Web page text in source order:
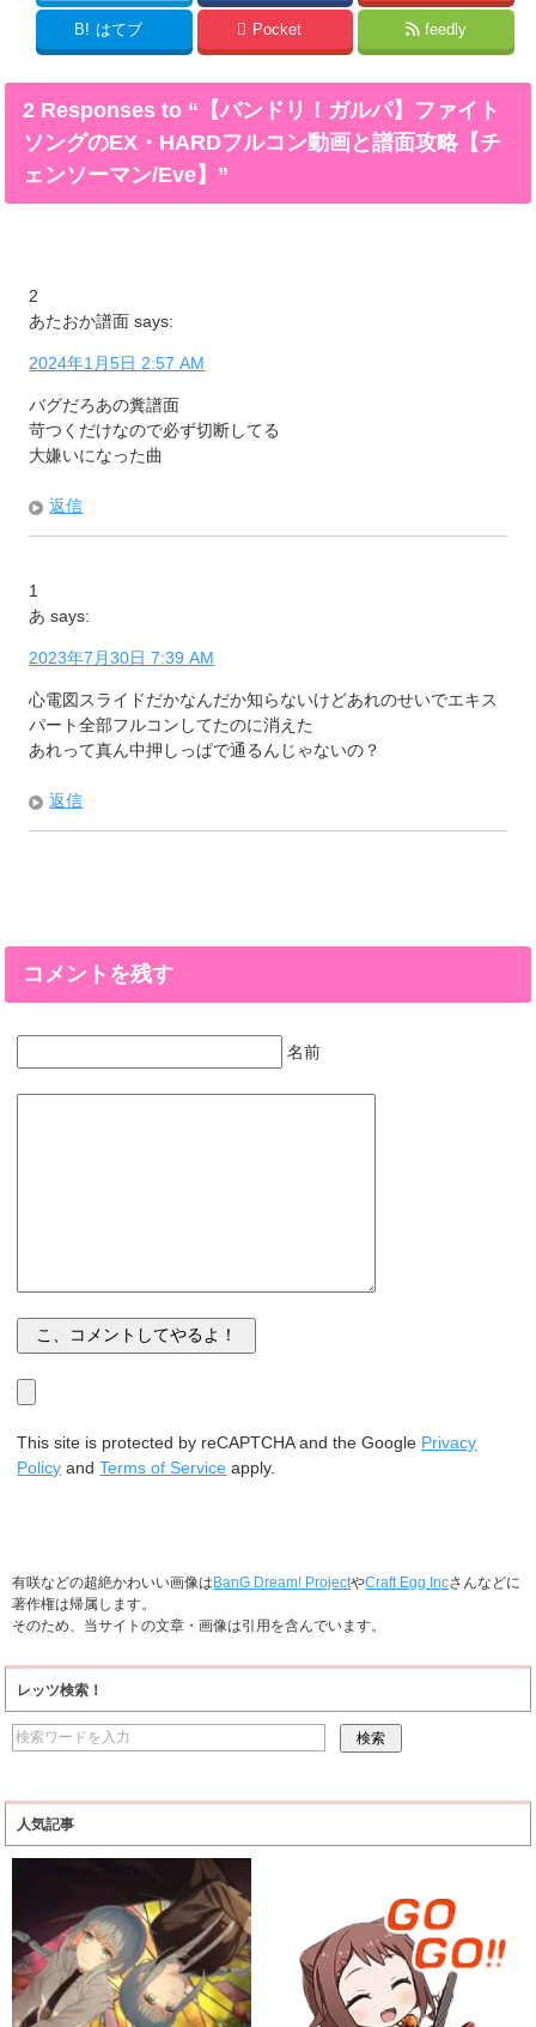
B! はてブ Pocket feedly
2 Responses to “【バンドリ！ガルパ】ファイト
ソングのEX・HARDフルコン動画と譜面攻略【チ
ェンソーマン/Eve】”
2
あたおか譜面 says:
2024年1月5日 2:57 AM
バグだろあの糞譜面
苛つくだけなので必ず切断してる
大嫌いになった曲
返信
1
あ says:
2023年7月30日 7:39 AM
心電図スライドだかなんだか知らないけどあれのせいでエキス
パート全部フルコンしてたのに消えた
あれって真ん中押しっぱで通るんじゃないの？
返信
コメントを残す
名前
This site is protected by reCAPTCHA and the Google Privacy
Policy andTerms of Service apply.
有咲などの超絶かわいい画像は BanG Dream! ProjectやCraft Egg Incさんなどに
著作権は帰属します。
そのため、当サイトの文章・画像は引用を含んでいます。
レッツ検索！
人気記事